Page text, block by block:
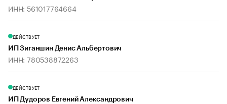
ИНН: 561017764664
ДЕЙСТВУЕТ
ИП Зиганшин Денис Альбертович
ИНН: 780538872263
ДЕЙСТВУЕТ
ИП Дудоров Евгений Александрович